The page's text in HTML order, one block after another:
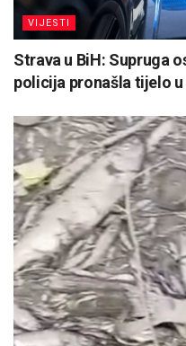
VIJESTI
Strava u BiH: Supruga
policija pronašla tijelo u